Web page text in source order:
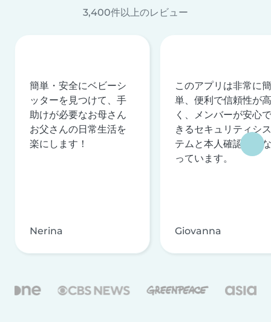
3,400件以上のレビュー
簡単・安全にベビーシ
ッターを見つけて、手
助けが必要なお母さん
お父さんの日常生活を
楽にします！
Nerina
このアプリは非常に簡
単、便利で信頼性が高
く、メンバーが安心で
きるセキュリティシス
テムと本人確認を行な
っています。
Giovanna